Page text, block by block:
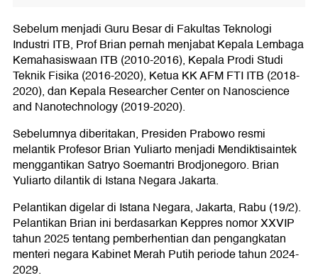
Sebelum menjadi Guru Besar di Fakultas Teknologi
Industri ITB, Prof Brian pernah menjabat Kepala Lembaga
Kemahasiswaan ITB (2010-2016), Kepala Prodi Studi
Teknik Fisika (2016-2020), Ketua KK AFM FTI ITB (2018-
2020), dan Kepala Researcher Center on Nanoscience
and Nanotechnology (2019-2020).
Sebelumnya diberitakan, Presiden Prabowo resmi
melantik Profesor Brian Yuliarto menjadi Mendiktisaintek
menggantikan Satryo Soemantri Brodjonegoro. Brian
Yuliarto dilantik di Istana Negara Jakarta.
Pelantikan digelar di Istana Negara, Jakarta, Rabu (19/2).
Pelantikan Brian ini berdasarkan Keppres nomor XXVIP
tahun 2025 tentang pemberhentian dan pengangkatan
menteri negara Kabinet Merah Putih periode tahun 2024-
2029.